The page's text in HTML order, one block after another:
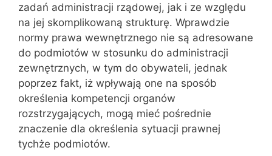
zadań administracji rządowej, jak i ze względu
na jej skompli‌kowaną strukturę. Wprawdzie
normy prawa wewnętrznego nie są adresowane
do podmiotów w stosunku do administracji
zewnętrznych, w tym do obywa‌teli, jednak
poprzez fakt, iż wpływają one na sposób
określenia kompetencji organów
rozstrzygających, mogą mieć pośrednie
znaczenie dla określenia sy‌tuacji prawnej
tychże podmiotów.